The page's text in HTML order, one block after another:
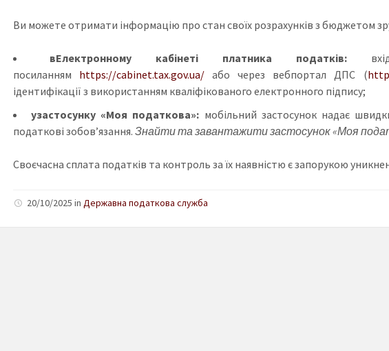
Ви можете отримати інформацію про стан своїх розрахунків з бюджетом
вЕлектронному кабінеті платника податків:
посиланням https://cabinet.tax.gov.ua/або через вебпортал ДПС (
ідентифікації з використанням кваліфікованого електронного підпису;
узастосунку «Моя податкова»: мобільний застосунок надає
податкові зобов’язання. Знайти та завантажити застосунок «Моя
Своєчасна сплата податків та контроль за їх наявністю є запорукою
20/10/2025 in Державна податкова служба